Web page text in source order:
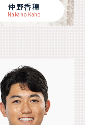
仲野香穂
Nakano Kaho